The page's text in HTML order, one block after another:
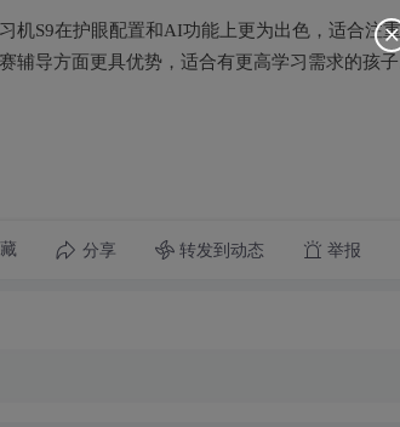
机S9在护眼配置和AI功能上更为出色，适合注
辅导方面更具优势，适合有更高学习需求的孩
分享 转发到动态 举报